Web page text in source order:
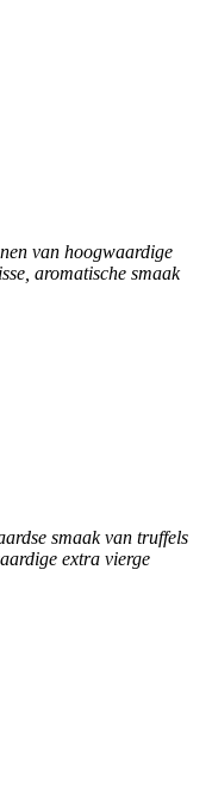
van hoogwaardige
aromatische smaak
smaak van truffels
extra vierge